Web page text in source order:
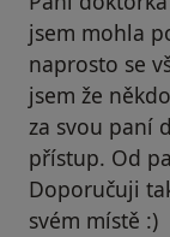
jsem mohla
naprosto se
jsem že
za svou paní
přístup. Od
Doporučuji
svém místě :)